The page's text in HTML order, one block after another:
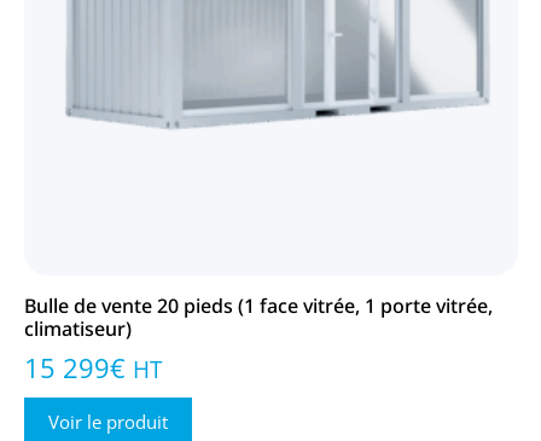
Bulle de vente 20 pieds (1 face vitrée, 1 porte vitrée,
climatiseur)
15 299€ HT
Voir le produit